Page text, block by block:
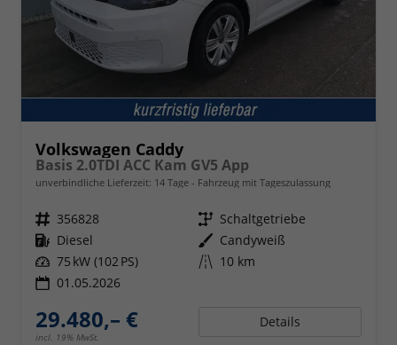
Volkswagen Caddy
Basis 2.0TDI ACC Kam GV5 App
unverbindliche Lieferzeit: 14 Tage Fahrzeug mit Tageszulassung
Fahrzeugnr. 356828 Getriebe Schaltgetriebe
Kraftstoff Diesel Außenfarbe Candyweiß
Leistung 75 kW (102 PS) Kilometerstand 10 km
01.05.2026
29.480,– €
incl. 19% MwSt.
Details